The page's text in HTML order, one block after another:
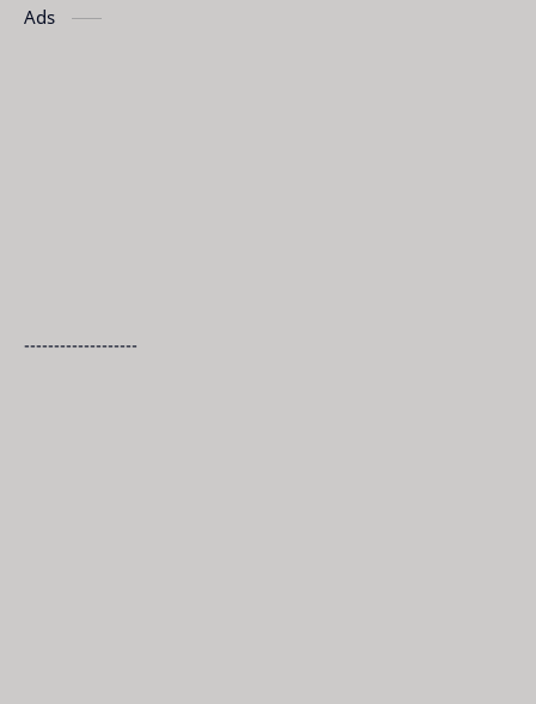
Ads
-------------------